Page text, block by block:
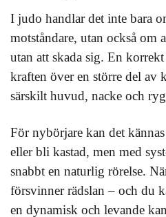
I judo handlar det inte bara
motståndare, utan också om
utan att skada sig. En
kraften över en större del av
särskilt huvud, nacke och
För nybörjare kan det
eller bli kastad, men med
snabbt en naturlig rörelse.
försvinner rädslan – och du
en dynamisk och levande